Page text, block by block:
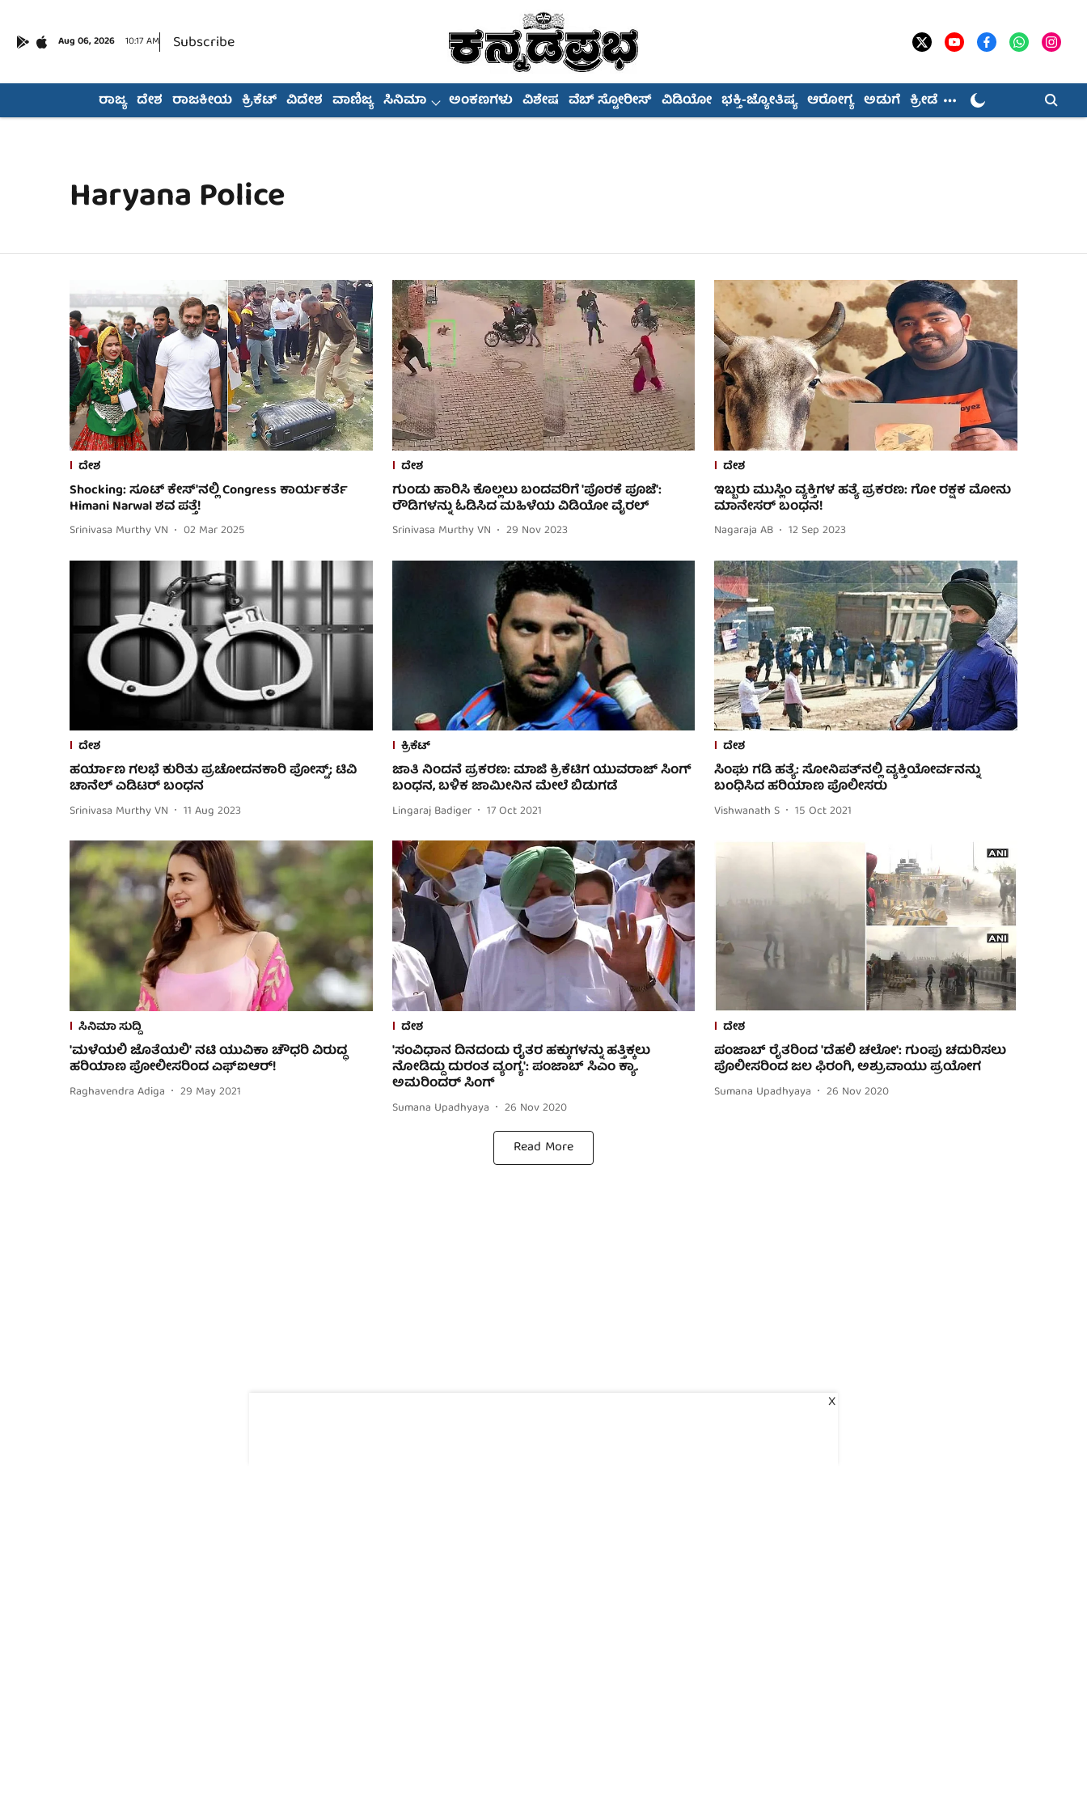
Aug 06, 2026 10:17 AM Subscribe
ರಾಜ್ಯ ದೇಶ ರಾಜಕೀಯ ಕ್ರಿಕೆಟ್ ವಿದೇಶ ವಾಣಿಜ್ಯ ಸಿನಿಮಾ ಅಂಕಣಗಳು ವಿಶೇಷ ವೆಬ್ ಸ್ಟೋರೀಸ್ ವಿಡಿಯೋ ಭಕ್ತಿ-ಜ್ಯೋತಿಷ್ಯ ಆರೋಗ್ಯ ಅಡುಗೆ ಕ್ರೀಡೆ
Haryana Police
ದೇಶ
Shocking: ಸೂಟ್ ಕೇಸ್'ನಲ್ಲಿ Congress ಕಾರ್ಯಕರ್ತೆ
Himani Narwal ಶವ ಪತ್ತೆ!
Srinivasa Murthy VN 02 Mar 2025
ದೇಶ
ಗುಂಡು ಹಾರಿಸಿ ಕೊಲ್ಲಲು ಬಂದವರಿಗೆ 'ಪೊರಕೆ ಪೂಜೆ':
ರೌಡಿಗಳನ್ನು ಓಡಿಸಿದ ಮಹಿಳೆಯ ವಿಡಿಯೋ ವೈರಲ್
Srinivasa Murthy VN 29 Nov 2023
ದೇಶ
ಇಬ್ಬರು ಮುಸ್ಲಿಂ ವ್ಯಕ್ತಿಗಳ ಹತ್ಯೆ ಪ್ರಕರಣ: ಗೋ ರಕ್ಷಕ ಮೋನು
ಮಾನೇಸರ್ ಬಂಧನ!
Nagaraja AB 12 Sep 2023
ದೇಶ
ಹರ್ಯಾಣ ಗಲಭೆ ಕುರಿತು ಪ್ರಚೋದನಕಾರಿ ಪೋಸ್ಟ್; ಟಿವಿ
ಚಾನೆಲ್ ಎಡಿಟರ್ ಬಂಧನ
Srinivasa Murthy VN 11 Aug 2023
ಕ್ರಿಕೆಟ್
ಜಾತಿ ನಿಂದನೆ ಪ್ರಕರಣ: ಮಾಜಿ ಕ್ರಿಕೆಟಿಗ ಯುವರಾಜ್ ಸಿಂಗ್
ಬಂಧನ, ಬಳಿಕ ಜಾಮೀನಿನ ಮೇಲೆ ಬಿಡುಗಡೆ
Lingaraj Badiger 17 Oct 2021
ದೇಶ
ಸಿಂಘು ಗಡಿ ಹತ್ಯೆ: ಸೋನಿಪತ್‌ನಲ್ಲಿ ವ್ಯಕ್ತಿಯೋರ್ವನನ್ನು
ಬಂಧಿಸಿದ ಹರಿಯಾಣ ಪೊಲೀಸರು
Vishwanath S 15 Oct 2021
ಸಿನಿಮಾ ಸುದ್ದಿ
'ಮಳೆಯಲಿ ಜೊತೆಯಲಿ' ನಟಿ ಯುವಿಕಾ ಚೌಧರಿ ವಿರುದ್ಧ
ಹರಿಯಾಣ ಪೋಲೀಸರಿಂದ ಎಫ್‌ಐಆರ್!
Raghavendra Adiga 29 May 2021
ದೇಶ
'ಸಂವಿಧಾನ ದಿನದಂದು ರೈತರ ಹಕ್ಕುಗಳನ್ನು ಹತ್ತಿಕ್ಕಲು
ನೋಡಿದ್ದು ದುರಂತ ವ್ಯಂಗ್ಯ': ಪಂಜಾಬ್ ಸಿಎಂ ಕ್ಯಾ.
ಅಮರಿಂದರ್ ಸಿಂಗ್
Sumana Upadhyaya 26 Nov 2020
ದೇಶ
ಪಂಜಾಬ್ ರೈತರಿಂದ 'ದೆಹಲಿ ಚಲೋ': ಗುಂಪು ಚದುರಿಸಲು
ಪೊಲೀಸರಿಂದ ಜಲ ಫಿರಂಗಿ, ಅಶ್ರುವಾಯು ಪ್ರಯೋಗ
Sumana Upadhyaya 26 Nov 2020
Read More
X